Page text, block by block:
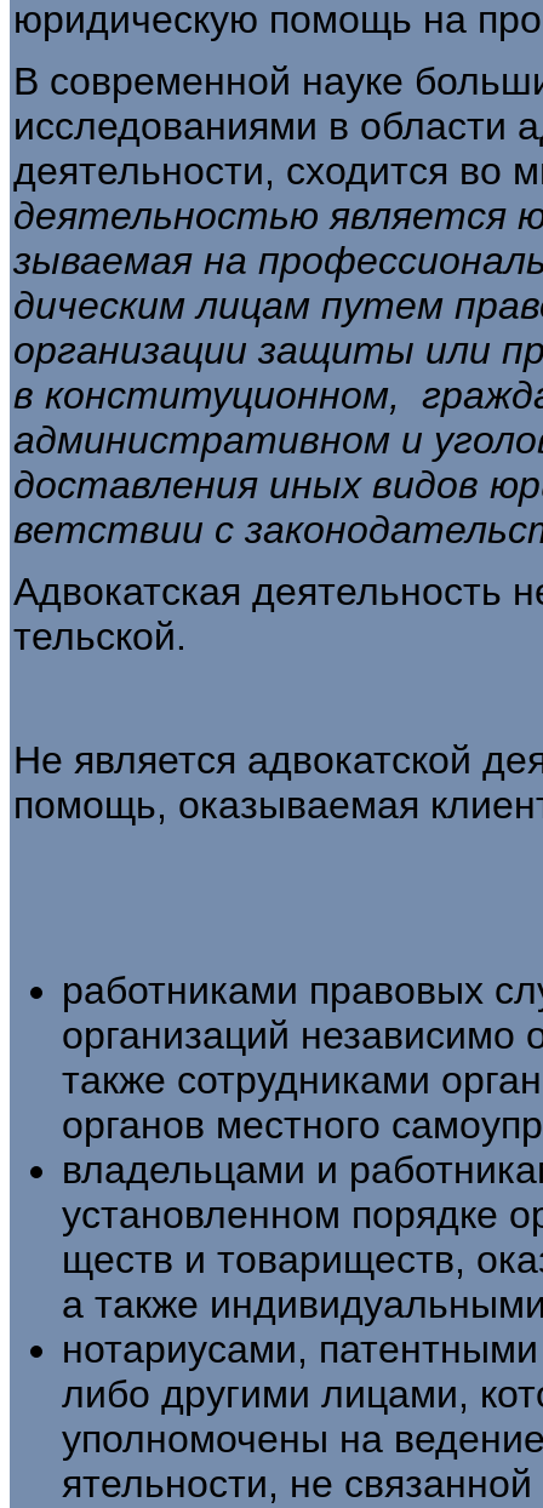
юридическую помощь на
В современной науке
исследованиями в области
деятельности, сходится во
деятельностью является
зываемая на
дическим лицам путем
организации защиты или
в конституционном,
административном и
доставления иных видов
ветствии с
Адвокатская деятельность
тельской.
Не является адвокатской
помощь, оказываемая
работниками правовых
организаций
также сотрудниками
органов местного
владельцами и
установленном порядке
ществ и товариществ,
а также
нотариусами,
либо другими лицами,
уполномочены на
ятельности, не связанной